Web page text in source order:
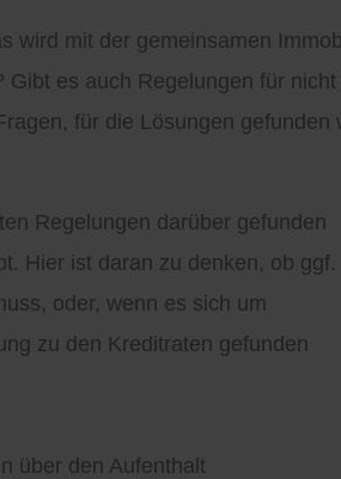
wird mit der gemeinsamen
es auch Regelungen für
für die Lösungen gefunden
Regelungen darüber gefunden
Hier ist daran zu denken, ob ggf.
oder, wenn es sich um
zu den Kreditraten gefunden
über den Aufenthalt